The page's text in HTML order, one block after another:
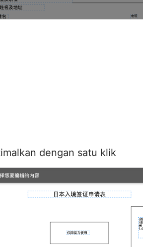
dengan satu klik